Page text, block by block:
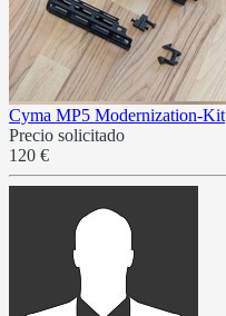
Cyma MP5 Modernization-Kit
Precio solicitado
120 €